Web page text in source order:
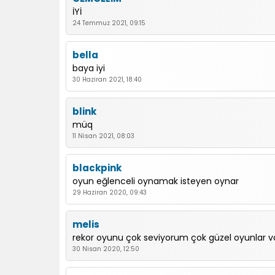
İYİ
24 Temmuz 2021, 09:15
bella
baya iyi
30 Haziran 2021, 18:40
blink
müq
11 Nisan 2021, 08:03
blackpink
oyun eğlenceli oynamak isteyen oynar
29 Haziran 2020, 09:43
melis
rekor oyunu çok seviyorum çok güzel oyunlar
30 Nisan 2020, 12:50